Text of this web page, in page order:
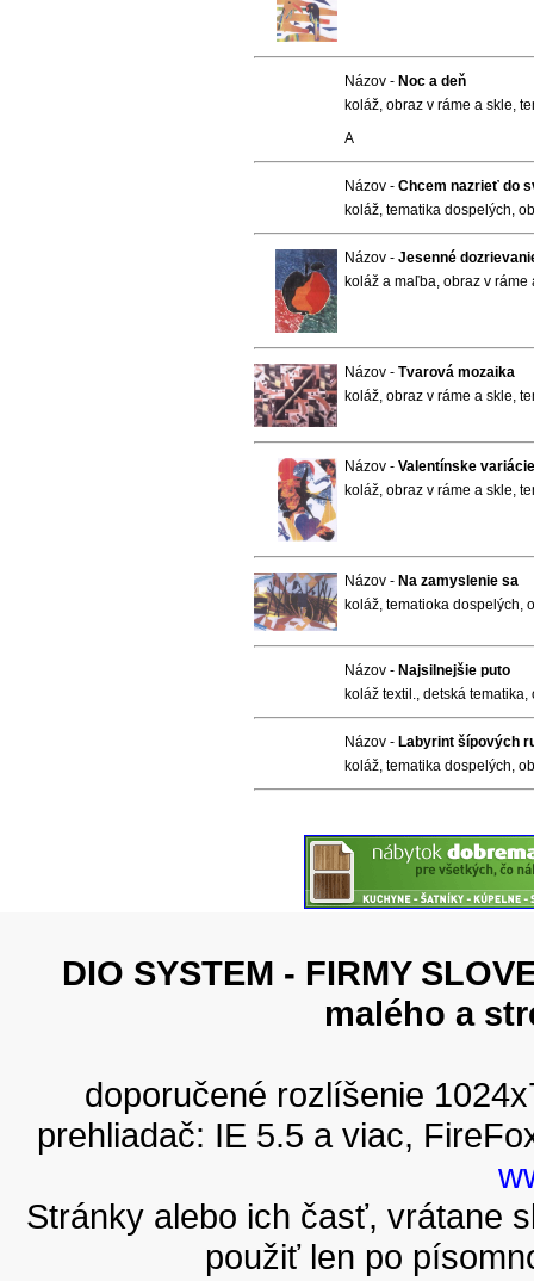
Názov - Noc a deň
koláž, obraz v ráme a skle,
A
Názov - Chcem nazrieť do
koláž, tematika dospelých,
Názov - Jesenné
koláž a maľba, obraz v
Názov - Tvarová mozaika
koláž, obraz v ráme a skle,
Názov - Valentínske
koláž, obraz v ráme a skle,
Názov - Na zamyslenie sa
koláž, tematioka dospelých,
Názov - Najsilnejšie puto
koláž textil., detská
Názov - Labyrint šípových
koláž, tematika dospelých,
DIO SYSTEM - FIRMY
malého a
doporučené rozlíšenie
prehliadač: IE 5.5 a viac,
Stránky alebo ich časť, vrátane
použiť len po